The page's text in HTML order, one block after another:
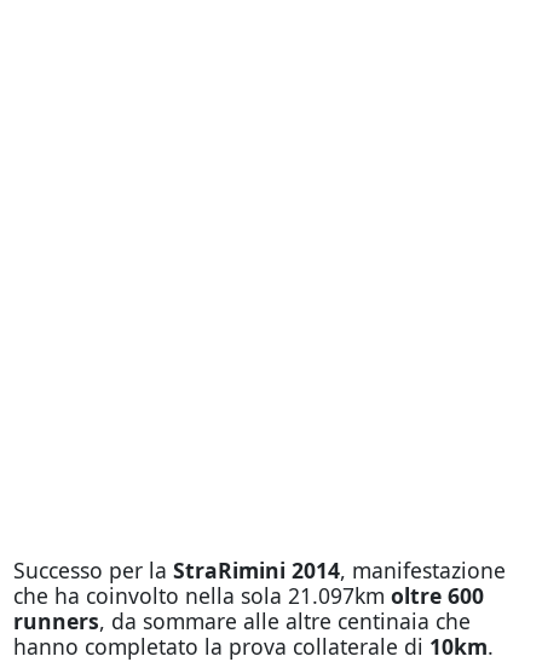
Successo per la StraRimini 2014, manifestazione
che ha coinvolto nella sola 21.097km oltre 600
runners, da sommare alle altre centinaia che
hanno completato la prova collaterale di 10km.